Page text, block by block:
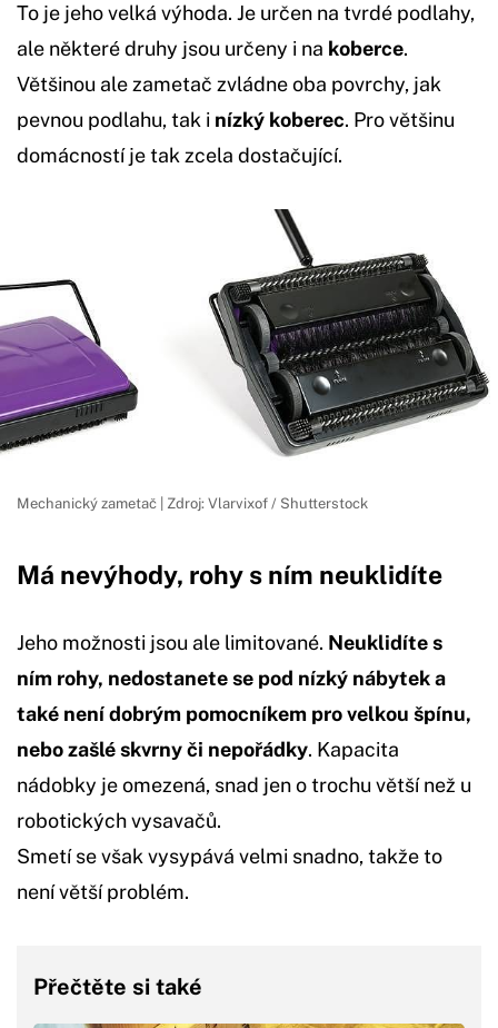
To je jeho velká výhoda. Je určen na tvrdé podlahy,
ale některé druhy jsou určeny i na koberce.
Většinou ale zametač zvládne oba povrchy, jak
pevnou podlahu, tak i nízký koberec. Pro většinu
domácností je tak zcela dostačující.
Mechanický zametač | Zdroj: Vlarvixof / Shutterstock
Má nevýhody, rohy s ním neuklidíte
Jeho možnosti jsou ale limitované. Neuklidíte s
ním rohy, nedostanete se pod nízký nábytek a
také není dobrým pomocníkem pro velkou špínu,
nebo zašlé skvrny či nepořádky. Kapacita
nádobky je omezená, snad jen o trochu větší než u
robotických vysavačů.
Smetí se však vysypává velmi snadno, takže to
není větší problém.
Přečtěte si také